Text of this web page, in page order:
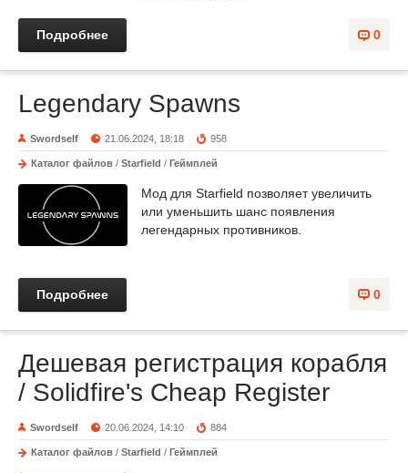
0
Подробнее
Legendary Spawns
Swordself 21.06.2024, 18:18 958
Каталог файлов / Starfield / Геймплей
Мод для Starfield позволяет увеличить
или уменьшить шанс появления
легендарных противников.
0
Подробнее
Дешевая регистрация корабля
/ Solidfire's Cheap Register
Swordself 20.06.2024, 14:10 884
Каталог файлов / Starfield / Геймплей